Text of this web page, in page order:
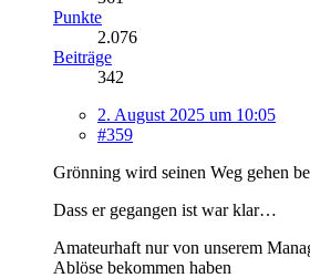
Punkte
2.076
Beiträge
342
2. August 2025 um 10:05
#359
Grönning wird seinen Weg gehen
Dass er gegangen ist war klar…
Amateurhaft nur von unserem
Ablöse bekommen haben